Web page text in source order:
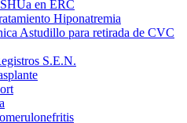
en ERC
Hiponatremia
Astudillo para retirada de CVC
S.E.N.